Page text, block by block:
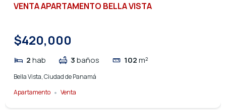
VENTA APARTAMENTO BELLA VISTA
$420,000
2hab 3baños 102m²
Bella Vista, Ciudad de Panamá
Apartamento
Venta